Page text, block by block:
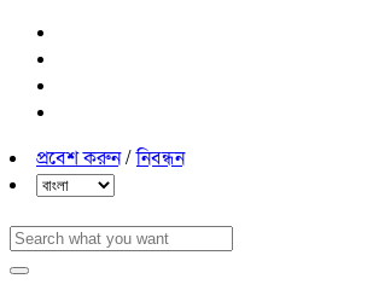
প্রবেশ করুন/নিবন্ধন